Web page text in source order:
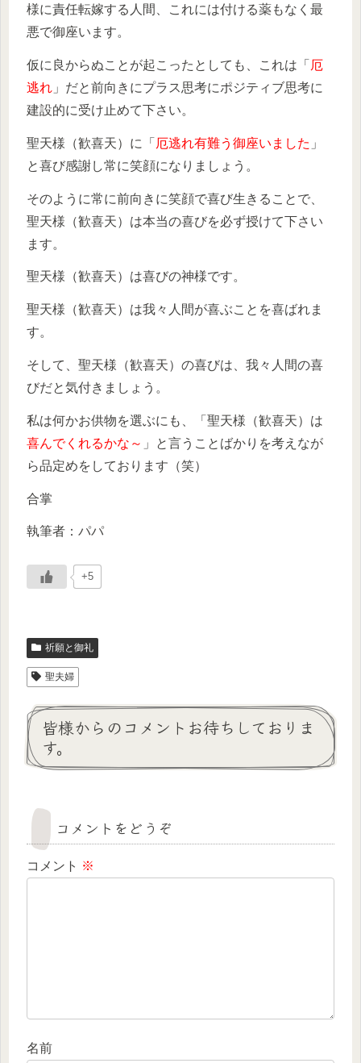
様に責任転嫁する人間、これには付ける薬もなく最
悪で御座います。
仮に良からぬことが起こったとしても、これは「 厄
逃れ 」だと前向きにプラス思考にポジティブ思考に
建設的に受け止めて下さい。
聖天様（歓喜天）に「 厄逃れ有難う御座いました 」
と喜び感謝し常に笑顔になりましょう。
そのように常に前向きに笑顔で喜び生きることで、
聖天様（歓喜天）は本当の喜びを必ず授けて下さい
ます。
聖天様（歓喜天）は喜びの神様です。
聖天様（歓喜天）は我々人間が喜ぶことを喜ばれま
す。
そして、聖天様（歓喜天）の喜びは、我々人間の喜
びだと気付きましょう。
私は何かお供物を選ぶにも、「聖天様（歓喜天）は
喜んでくれるかな～ 」と言うことばかりを考えなが
ら品定めをしております（笑）
合掌
執筆者：パパ
+5
祈願と御礼
聖夫婦
皆様からのコメントお待ちしておりま
す。
コメントをどうぞ
コメント ※
名前